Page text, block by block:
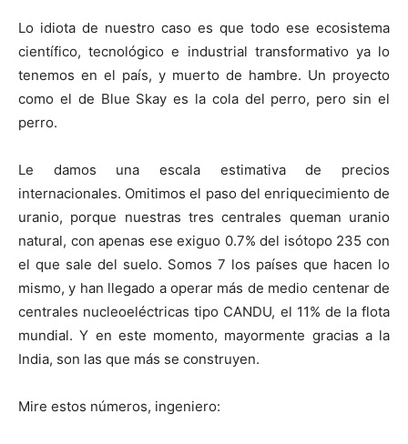
Lo idiota de nuestro caso es que todo ese ecosistema
científico, tecnológico e industrial transformativo ya lo
tenemos en el país, y muerto de hambre. Un proyecto
como el de Blue Skay es la cola del perro, pero sin el
perro.
Le damos una escala estimativa de precios
internacionales. Omitimos el paso del enriquecimiento de
uranio, porque nuestras tres centrales queman uranio
natural, con apenas ese exiguo 0.7% del isótopo 235 con
el que sale del suelo. Somos 7 los países que hacen lo
mismo, y han llegado a operar más de medio centenar de
centrales nucleoeléctricas tipo CANDU, el 11% de la flota
mundial. Y en este momento, mayormente gracias a la
India, son las que más se construyen.
Mire estos números, ingeniero: